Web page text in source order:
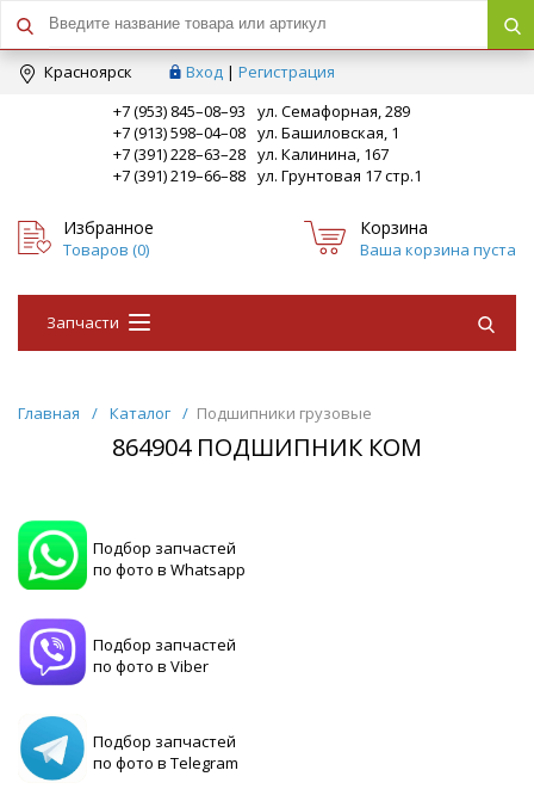
Краcноярск Вход | Регистрация
+7 (953) 845–08–93
ул. Семафорная, 289
+7 (913) 598–04–08 ул. Башиловская, 1
+7 (391) 228–63–28 ул. Калинина, 167
+7 (391) 219–66–88 ул. Грунтовая 17 стр.1
Избранное
Товаров (0)
Корзина
Ваша корзина пуста
Запчасти
Главная / Каталог / Подшипники грузовые
864904 ПОДШИПНИК КОМ
Подбор запчастей
по фото в Whatsapp
Подбор запчастей
по фото в Viber
Подбор запчастей
по фото в Telegram